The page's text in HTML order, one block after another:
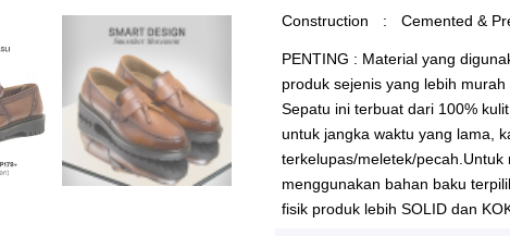
Construction : Cemented &
PENTING : Material yang
produk sejenis yang lebih murah
Sepatu ini terbuat dari 100%
untuk jangka waktu yang lama,
terkelupas/meletek/
menggunakan bahan baku
fisik produk lebih SOLID dan